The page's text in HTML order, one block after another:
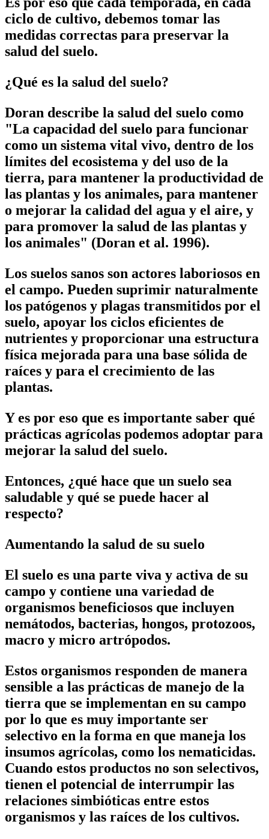
ciclo de cultivo, debemos tomar las
medidas correctas para preservar la
salud del suelo.
¿Qué es la salud del suelo?
Doran describe la salud del suelo como
"La capacidad del suelo para funcionar
como un sistema vital vivo, dentro de los
límites del ecosistema y del uso de la
tierra, para mantener la productividad de
las plantas y los animales, para mantener
o mejorar la calidad del agua y el aire, y
para promover la salud de las plantas y
los animales" (Doran et al. 1996).
Los suelos sanos son actores laboriosos en
el campo. Pueden suprimir naturalmente
los patógenos y plagas transmitidos por el
suelo, apoyar los ciclos eficientes de
nutrientes y proporcionar una estructura
física mejorada para una base sólida de
raíces y para el crecimiento de las
plantas.
Y es por eso que es importante saber qué
prácticas agrícolas podemos adoptar para
mejorar la salud del suelo.
Entonces, ¿qué hace que un suelo sea
saludable y qué se puede hacer al
respecto?
Aumentando la salud de su suelo
El suelo es una parte viva y activa de su
campo y contiene una variedad de
organismos beneficiosos que incluyen
nemátodos, bacterias, hongos, protozoos,
macro y micro artrópodos.
Estos organismos responden de manera
sensible a las prácticas de manejo de la
tierra que se implementan en su campo
por lo que es muy importante ser
selectivo en la forma en que maneja los
insumos agrícolas, como los nematicidas.
Cuando estos productos no son selectivos,
tienen el potencial de interrumpir las
relaciones simbióticas entre estos
organismos y las raíces de los cultivos.